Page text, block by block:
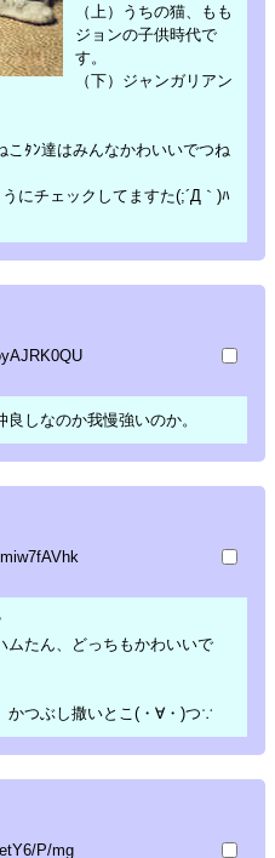
（上）うちの猫、もも
ジョンの子供時代で
す。
（下）ジャンガリアン
こﾀﾝ達はみんなかわいいでつね
にチェックしてますた(;´Д｀)ﾊ
しなのか我慢強いのか。
ムたん、どっちもかわいいで
かつぶし撒いとこ(・∀・)つ∵
P/mg